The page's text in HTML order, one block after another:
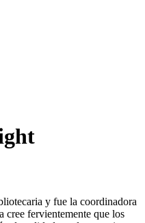
y fue la coordinadora
cree fervientemente que los